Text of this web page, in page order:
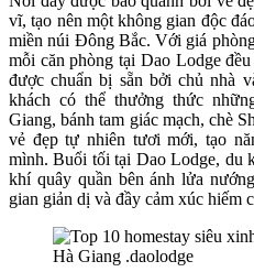
vĩ, tạo nên một không gian độc
miền núi Đông Bắc. Với giá
mỗi căn phòng tại Dao Lodge
được chuẩn bị sẵn bởi chủ nhà
khách có thể thưởng thức
Giang, bánh tam giác mạch, chè
vẻ đẹp tự nhiên tươi mới, tạo
mình. Buổi tối tại Dao Lodge, du
khí quây quần bên ánh lửa
gian giản dị và đầy cảm xúc hiếm